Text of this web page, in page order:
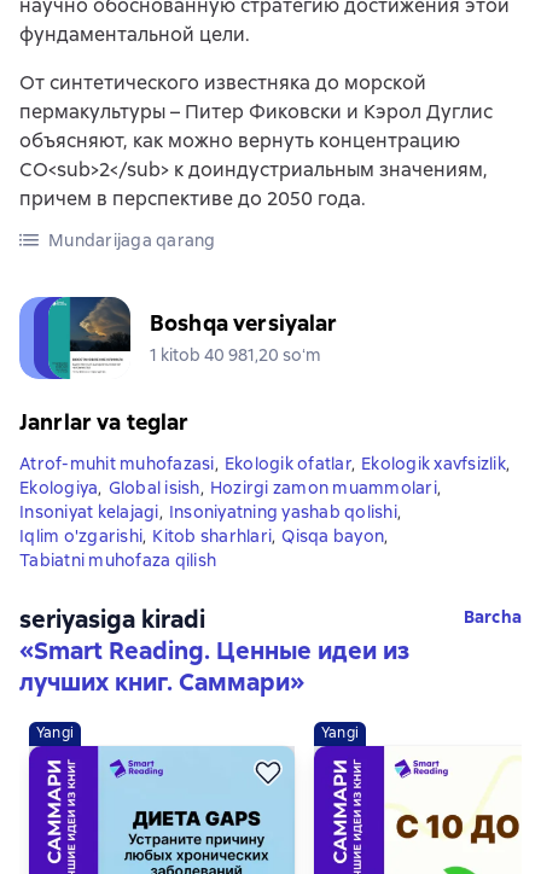
научно обоснованную стратегию достижения этой
фундаментальной цели.
От синтетического известняка до морской
пермакультуры – Питер Фиковски и Кэрол Дуглис
объясняют, как можно вернуть концентрацию
CO<sub>2</sub> к доиндустриальным значениям,
причем в перспективе до 2050 года.
Mundarijaga qarang
Boshqa versiyalar
1 kitob 40 981,20 soʻm
Janrlar va teglar
Atrof-muhit muhofazasi, Ekologik ofatlar, Ekologik xavfsizlik,
Ekologiya, Global isish, Hozirgi zamon muammolari,
Insoniyat kelajagi, Insoniyatning yashab qolishi,
Iqlim o'zgarishi, Kitob sharhlari, Qisqa bayon,
Tabiatni muhofaza qilish
seriyasiga kiradi
«Smart Reading. Ценные идеи из
лучших книг. Саммари»
Barcha
Yangi Yangi